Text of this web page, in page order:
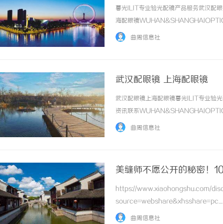
暮光ILIT专业验光配镜产品服务武汉配
海配眼镜
品牌，现于武汉与上海设有4家门店。
曲周信息社
武汉配眼镜 上海配眼镜
武汉配眼镜上海配眼镜暮光ILIT专业验
资讯联系
品牌，现于武汉与上海设有4家门店。
曲周信息社
美缝师不愿公开的秘密！
https://www.xiaohongshu.com/
曲周信息社